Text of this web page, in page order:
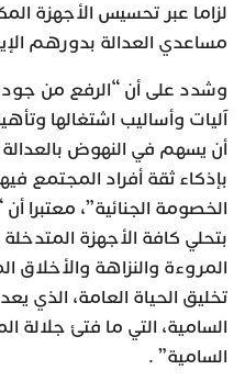
لزاما عبر تحسيس الأجهزة
مساعدي العدالة بدورهم
وشدد على أن “الرفع من جودة
آليات وأساليب اشتغالها
أن يسهم في النهوض بالعدالة
بإذكاء ثقة أفراد المجتمع
الخصومة الجنائية”، معتبرا
بتحلي كافة الأجهزة المتدخلة
المروءة والنزاهة والأخلاق
تخليق الحياة العامة، الذي
السامية، التي ما فتئ جلالة
السامية” .